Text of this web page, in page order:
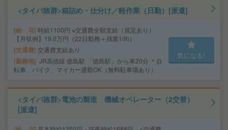
<タイパ抜群>箱詰め・仕分け／軽作業（日勤）[派遣]
給 与 時給1100円 ※交通費全額支給（規定あり）
【月収例】19.0万円（22日勤務＋残業10h）
交通費 交通費支給あり
勤務地 JR高徳線 徳島駅 「徳島駅」から車20分 ＊自
転車、バイク、マイカー通勤OK（無料駐車場あり）
気になる!
<タイパ抜群>電池の製造 機械オペレーター（2交替）
[派遣]